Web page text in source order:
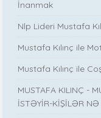
İnanmak
Nlp Lideri Mustafa
Mustafa Kılınç ile
Mustafa Kılınç ile
MUSTAFA KILINÇ -
İSTƏYİR-KİŞİLƏR NƏ